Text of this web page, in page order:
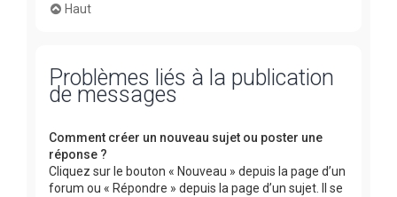
Haut
Problèmes liés à la publication
de messages
Comment créer un nouveau sujet ou poster une
réponse ?
Cliquez sur le bouton « Nouveau » depuis la page d’un
forum ou « Répondre » depuis la page d’un sujet. Il se